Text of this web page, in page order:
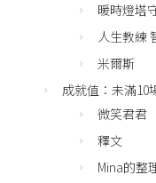
暖時燈塔
人生教練
米爾斯
成就值：未滿10
微笑君君
釋文
Mina的整